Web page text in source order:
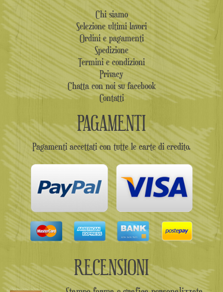
Chi siamo
Selezione ultimi lavori
Ordini e pagamenti
Spedizione
Termini e condizioni
Privacy
Chatta con noi su facebook
Contatti
PAGAMENTI
Pagamenti accettati con tutte le carte di credito.
RECENSIONI